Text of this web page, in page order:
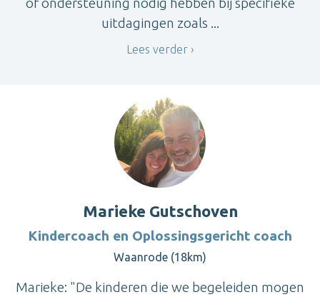
uitdagingen zoals ...
Lees verder
Marieke Gutschoven
Kindercoach en Oplossingsgericht coach
Waanrode (18km)
Marieke: "De kinderen die we begeleiden mogen